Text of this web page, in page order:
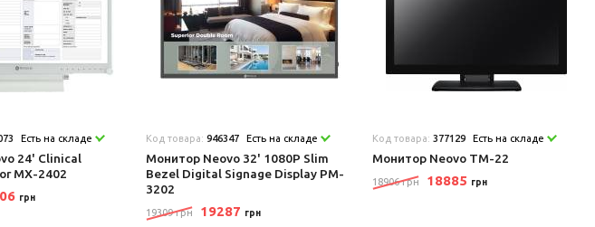
Есть на складе
24' Clinical
MX-2402
грн
Код товара:946347 Есть на складе
Монитор Neovo 32' 1080P Slim
Bezel Digital Signage Display PM-
3202
19309 грн 19287 грн
Код товара:377129 Есть на складе
Монитор Neovo TM-22
18906 грн 18885 грн